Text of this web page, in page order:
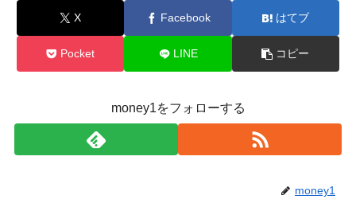
X Facebook はてブ
Pocket LINE コピー
money1をフォローする
money1